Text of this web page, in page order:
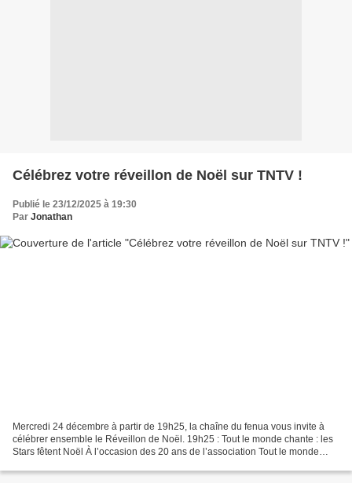
Célébrez votre réveillon de Noël sur TNTV !
Publié le 23/12/2025 à 19:30
Par Jonathan
Mercredi 24 décembre à partir de 19h25, la chaîne du fenua vous invite à
célébrer ensemble le Réveillon de Noël. 19h25 : Tout le monde chante : les
Stars fêtent Noël À l’occasion des 20 ans de l’association Tout le monde